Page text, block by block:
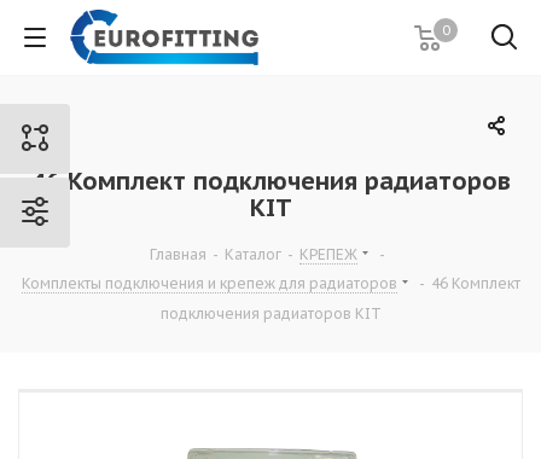
0
46 Комплект подключения радиаторов
KIT
Главная - Каталог - КРЕПЕЖ
-
Комплекты подключения и крепеж для радиаторов
- 46 Комплект
подключения радиаторов KIT